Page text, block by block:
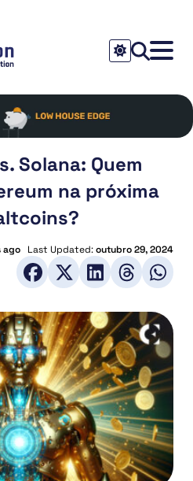
Solana: Quem
na próxima
ago Last Updated:outubro 29, 2024